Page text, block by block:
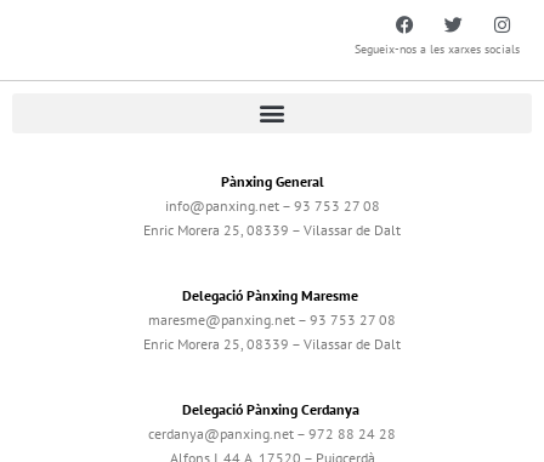
Segueix-nos a les xarxes socials
Pànxing General
info@panxing.net – 93 753 27 08
Enric Morera 25, 08339 – Vilassar de Dalt
Delegació Pànxing Maresme
maresme@panxing.net – 93 753 27 08
Enric Morera 25, 08339 – Vilassar de Dalt
Delegació Pànxing Cerdanya
cerdanya@panxing.net – 972 88 24 28
Alfons I, 44 A, 17520 – Puigcerdà